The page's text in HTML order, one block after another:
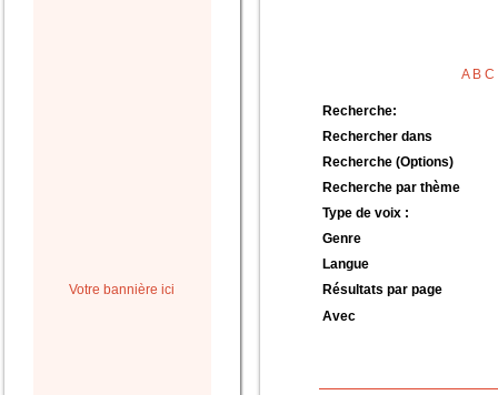
Votre bannière ici
A B C
Recherche:
Rechercher dans
Recherche (Options)
Recherche par thème
Type de voix :
Genre
Langue
Résultats par page
Avec